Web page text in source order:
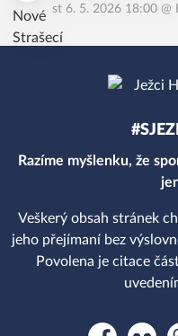
st 6. 5. 2026 18:00 @
Razíme myšlenku, že
Veškerý obsah stránek
jeho přejímaní bez
Povolena je citace